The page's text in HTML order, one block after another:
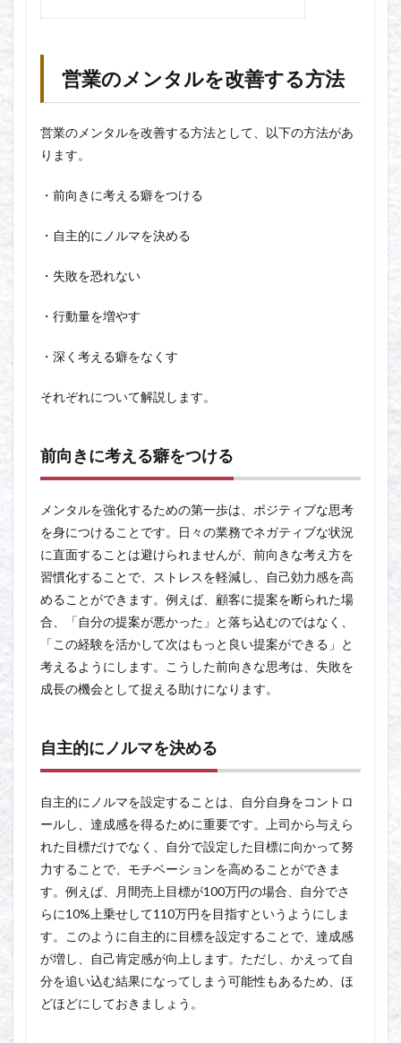
営業のメンタルを改善する方法
営業のメンタルを改善する方法として、以下の方法があ
ります。
・前向きに考える癖をつける
・自主的にノルマを決める
・失敗を恐れない
・行動量を増やす
・深く考える癖をなくす
それぞれについて解説します。
前向きに考える癖をつける
メンタルを強化するための第一歩は、ポジティブな思考
を身につけることです。日々の業務でネガティブな状況
に直面することは避けられませんが、前向きな考え方を
習慣化することで、ストレスを軽減し、自己効力感を高
めることができます。例えば、顧客に提案を断られた場
合、「自分の提案が悪かった」と落ち込むのではなく、
「この経験を活かして次はもっと良い提案ができる」と
考えるようにします。こうした前向きな思考は、失敗を
成長の機会として捉える助けになります。
自主的にノルマを決める
自主的にノルマを設定することは、自分自身をコントロ
ールし、達成感を得るために重要です。上司から与えら
れた目標だけでなく、自分で設定した目標に向かって努
力することで、モチベーションを高めることができま
す。例えば、月間売上目標が100万円の場合、自分でさ
らに10%上乗せして110万円を目指すというようにしま
す。このように自主的に目標を設定することで、達成感
が増し、自己肯定感が向上します。ただし、かえって自
分を追い込む結果になってしまう可能性もあるため、ほ
どほどにしておきましょう。